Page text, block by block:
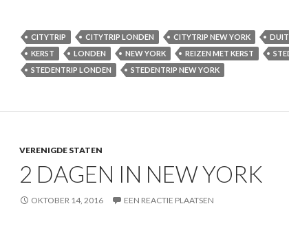
CITYTRIP CITYTRIP LONDEN CITYTRIP NEW YORK
KERST
LONDEN NEW YORK REIZEN MET KERST
STEDENTRIP LONDEN
STEDENTRIP NEW YORK
VERENIGDE STATEN
2 DAGEN IN NEW YORK
OKTOBER 14, 2016 EEN REACTIE PLAATSEN